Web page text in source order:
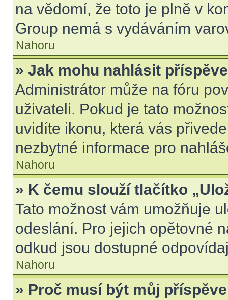
na vědomí, že toto je plně v
Group nemá s vydáváním
Nahoru
» Jak mohu nahlásit
Administrátor může na fóru
uživateli. Pokud je tato
uvidíte ikonu, která vás
nezbytné informace pro
Nahoru
» K čemu slouží tlačítko
Tato možnost vám umožňuje
odeslání. Pro jejich opětovné
odkud jsou dostupné
Nahoru
» Proč musí být můj